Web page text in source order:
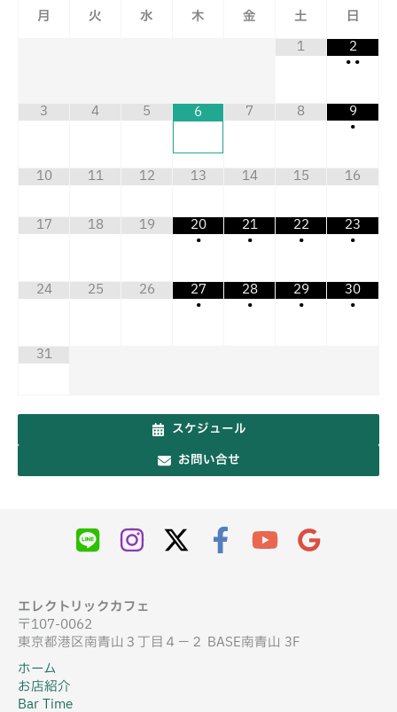
月 火 水 木 金 土
日
1
2
••
3 4 5 6 7 8
9
•
10 11 12 13 14 15 16
17 18 19
20
•
21
•
22
•
23
•
24 25 26
27
•
28
•
29
•
30
•
31
スケジュール
お問い合せ
エレクトリックカフェ
〒107-0062
東京都港区南青山３丁目４−２ BASE南青山 3F
ホーム
お店紹介
Bar Time